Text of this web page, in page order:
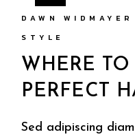
DAWN WIDMAYER
STYLE
WHERE
PERFECT
Sed adipiscing